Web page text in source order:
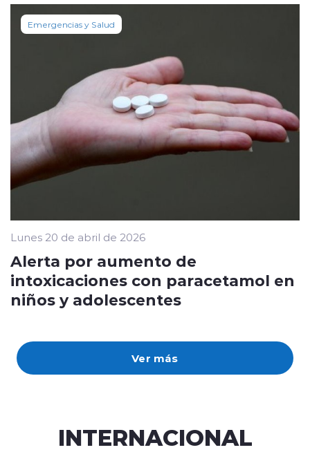
Ver más
Emergencias y Salud
Lunes 20 de abril de 2026
Alerta por aumento de
intoxicaciones con paracetamol en
niños y adolescentes
INTERNACIONAL